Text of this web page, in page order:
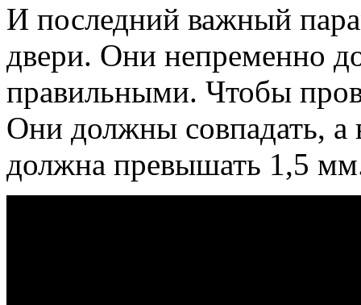
И последний важный
двери. Они непременно
правильными. Чтобы
Они должны совпадать, а
должна превышать 1,5